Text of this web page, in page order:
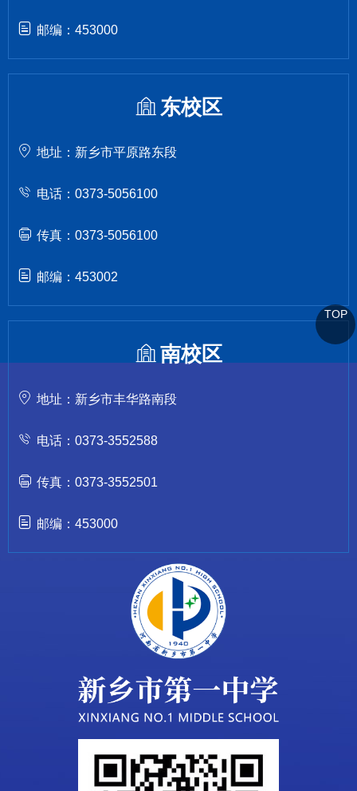
邮编：453000
东校区
地址：新乡市平原路东段
电话：0373-5056100
传真：0373-5056100
邮编：453002
南校区
地址：新乡市丰华路南段
电话：0373-3552588
传真：0373-3552501
邮编：453000
TOP